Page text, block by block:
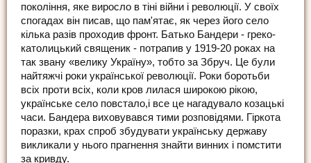
покоління, яке виросло в тіні війни і революції. У своїх
спогадах він писав, що пам'ятає, як через його село
кілька разів проходив фронт. Батько Бандери - греко-
католицький священик - потрапив у 1919-20 роках на
так звану «велику Україну», тобто за Збруч. Це були
найтяжчі роки української революції. Роки боротьби
всіх проти всіх, коли кров лилася широкою рікою,
українське село повстало,і все це нагадувало козацькі
часи. Бандера виховувався тими розповідями. Гіркота
поразки, крах спроб збудувати українську державу
викликали у нього прагнення знайти винних і помстити
за кривду.